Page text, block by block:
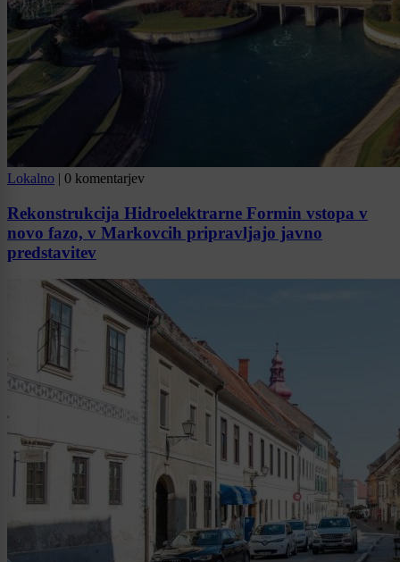
Lokalno | 0 komentarjev
Rekonstrukcija Hidroelektrarne Formin vstopa v
novo fazo, v Markovcih pripravljajo javno
predstavitev